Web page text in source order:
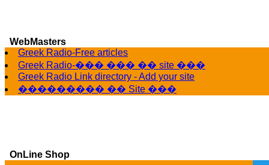
WebMasters
Greek Radio-Free articles
Greek Radio-��� ��� �� site ���
Greek Radio Link directory - Add your site
��������� �� Site ���
OnLine Shop